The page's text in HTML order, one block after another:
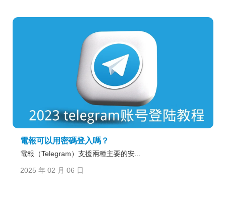
電報可以用密碼登入嗎？
電報（Telegram）支援兩種主要的安...
2025 年 02 月 06 日